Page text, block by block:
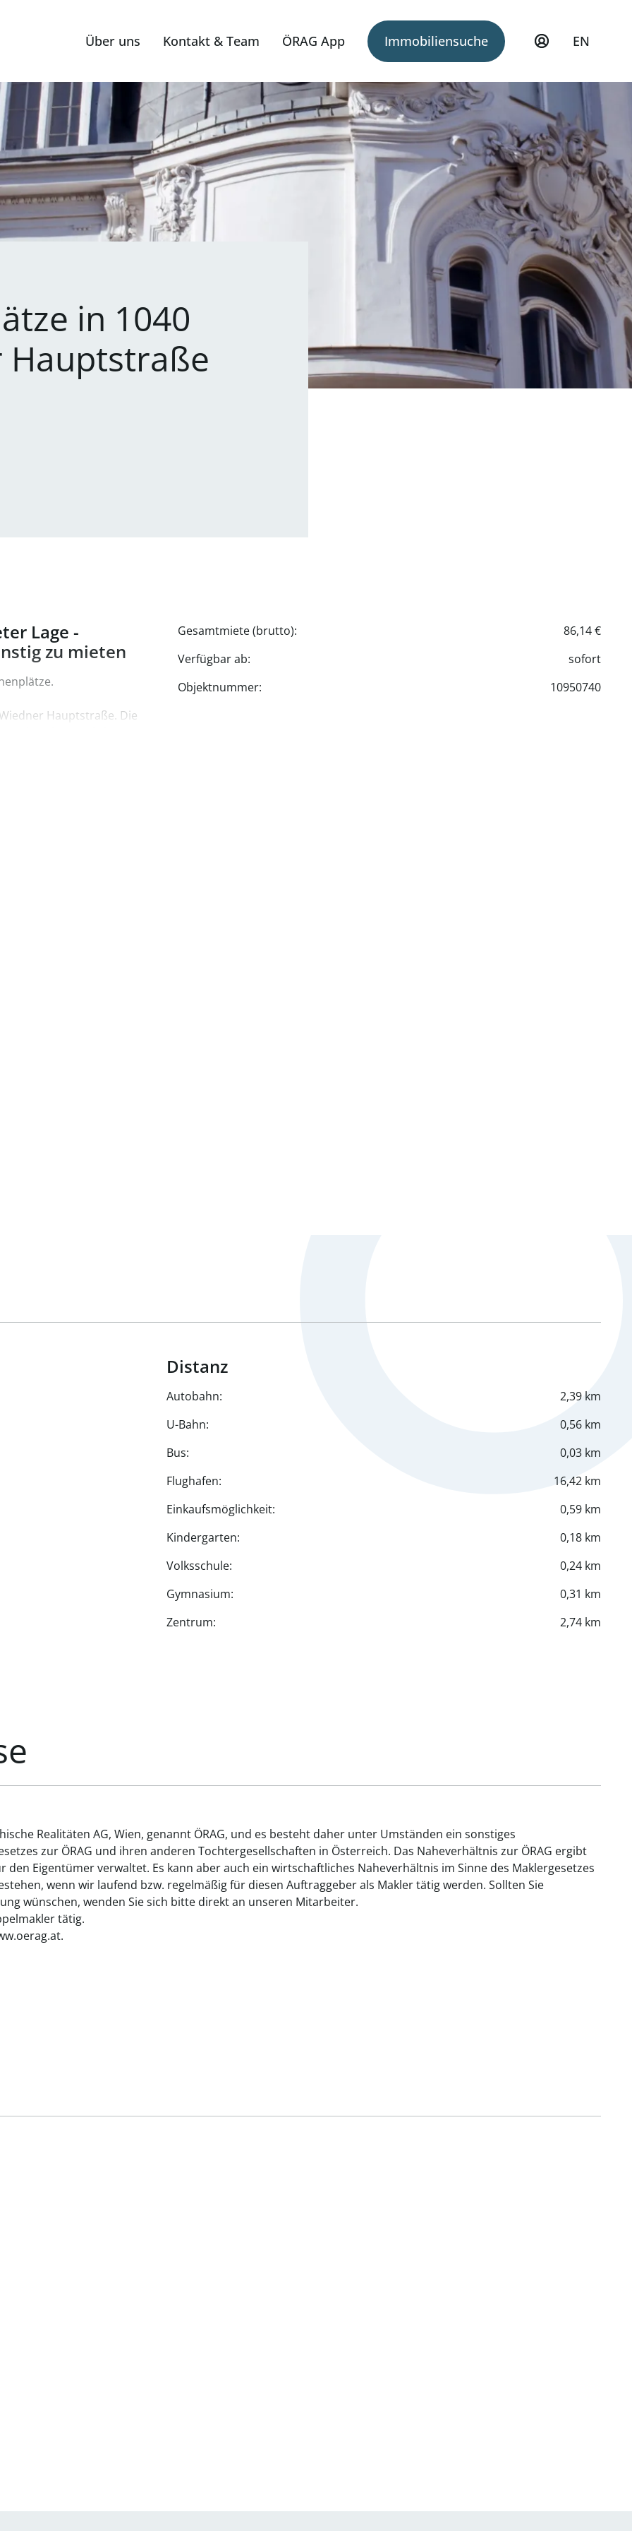
Über uns Kontakt & Team ÖRAG App Immobiliensuche EN
in 1040
Hauptstraße
Lage -
zu mieten
Hauptstraße. Die
Gesamtmiete (brutto):
86,14 €
Verfügbar ab:
sofort
Objektnummer:
10950740
Distanz
Autobahn:
2,39 km
U-Bahn:
0,56 km
Bus:
0,03 km
Flughafen:
16,42 km
Einkaufsmöglichkeit:
0,59 km
Kindergarten:
0,18 km
Volksschule:
0,24 km
Gymnasium:
0,31 km
Zentrum:
2,74 km
Realitäten AG, Wien, genannt ÖRAG, und es besteht daher unter Umständen ein sonstiges
zur ÖRAG und ihren anderen Tochtergesellschaften in Österreich. Das Naheverhältnis zur ÖRAG ergibt
den Eigentümer verwaltet. Es kann aber auch ein wirtschaftliches Naheverhältnis im Sinne des Maklergesetzes
wenn wir laufend bzw. regelmäßig für diesen Auftraggeber als Makler tätig werden. Sollten Sie
wünschen, wenden Sie sich bitte direkt an unseren Mitarbeiter.
tätig.